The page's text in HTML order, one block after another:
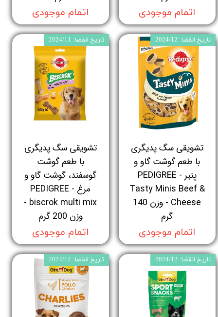
اتمام موجودی
اتمام موجودی
تشویقی سگ پدیگری
با طعم گوشت گاو و
پنیر - PEDIGREE
Tasty Minis Beef &
Cheese - وزن 140
گرم
اتمام موجودی
تاریخ انقضا: 2024/12
تشویقی سگ پدیگری
با طعم گوشت
گوسفند، گوشت گاو و
مرغ - PEDIGREE
biscrok multi mix -
وزن 200 گرم
اتمام موجودی
تاریخ انقضا: 2024/11
تاریخ انقضا: 2024/12 تاریخ انقضا: 2024/12